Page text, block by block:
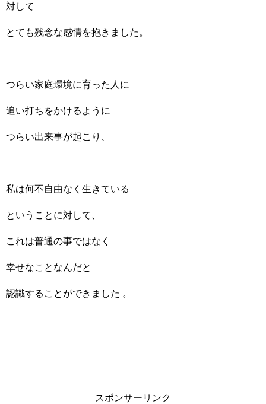
対して
とても残念な感情を抱きました。
つらい家庭環境に育った人に
追い打ちをかけるように
つらい出来事が起こり、
私は何不自由なく生きている
ということに対して、
これは普通の事ではなく
幸せなことなんだと
認識することができました 。
スポンサーリンク